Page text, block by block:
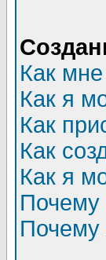
Как
Как я
Как
Как
Как я
Почему
Почему